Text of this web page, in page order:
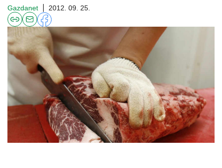
Gazdanet 2012. 09. 25.